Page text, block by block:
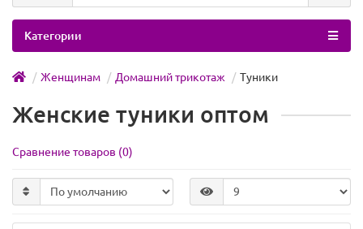
Категории
Женщинам Домашний трикотаж Туники
Женские туники оптом
Сравнение товаров (0)